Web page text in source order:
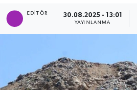
EDITÖR 30.08.2025 - 13:01
YAYINLANMA